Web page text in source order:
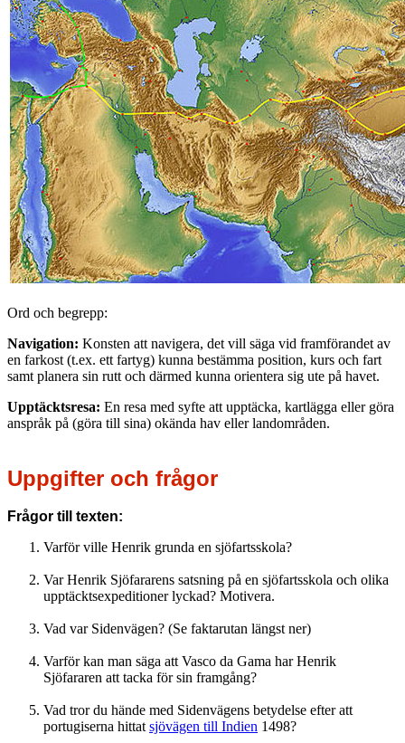
Ord och begrepp:
Navigation: Konsten att navigera, det vill säga vid framförandet av
en farkost (t.ex. ett fartyg) kunna bestämma position, kurs och fart
samt planera sin rutt och därmed kunna orientera sig ute på havet.
Upptäcktsresa: En resa med syfte att upptäcka, kartlägga eller göra
anspråk på (göra till sina) okända hav eller landområden.
Uppgifter och frågor
Frågor till texten:
Varför ville Henrik grunda en sjöfartsskola?
Var Henrik Sjöfararens satsning på en sjöfartsskola och olika
upptäcktsexpeditioner lyckad? Motivera.
Vad var Sidenvägen? (Se faktarutan längst ner)
Varför kan man säga att Vasco da Gama har Henrik
Sjöfararen att tacka för sin framgång?
Vad tror du hände med Sidenvägens betydelse efter att
portugiserna hittatsjövägen till Indien 1498?